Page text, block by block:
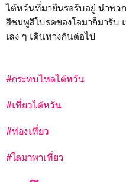
ไต้หวันที่มายืนรอรับอยู่ นำพว
สีชมพูสีโปรดของโลมาก็มารับ
เลง ๆ เดินทางกันต่อไป
#กระทบไหล่ไต้หวัน
#เทีี่ยวไต้หวัน
#ท่องเที่ยว
#โลมาพาเที่ยว